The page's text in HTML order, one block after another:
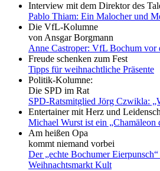
Interview mit dem Direktor des
Pablo Thiam: Ein Malocher und
Die VfL-Kolumne
von Ansgar Borgmann
Anne Castroper: VfL Bochum vor
Freude schenken zum Fest
Tipps für weihnachtliche Präsente
Politik-Kolumne:
Die SPD im Rat
SPD-Ratsmitglied Jörg Czwikla:
Entertainer mit Herz und
Michael Wurst ist ein „Chamäleon
Am heißen Opa
kommt niemand vorbei
Der „echte Bochumer
Weihnachtsmarkt Kult